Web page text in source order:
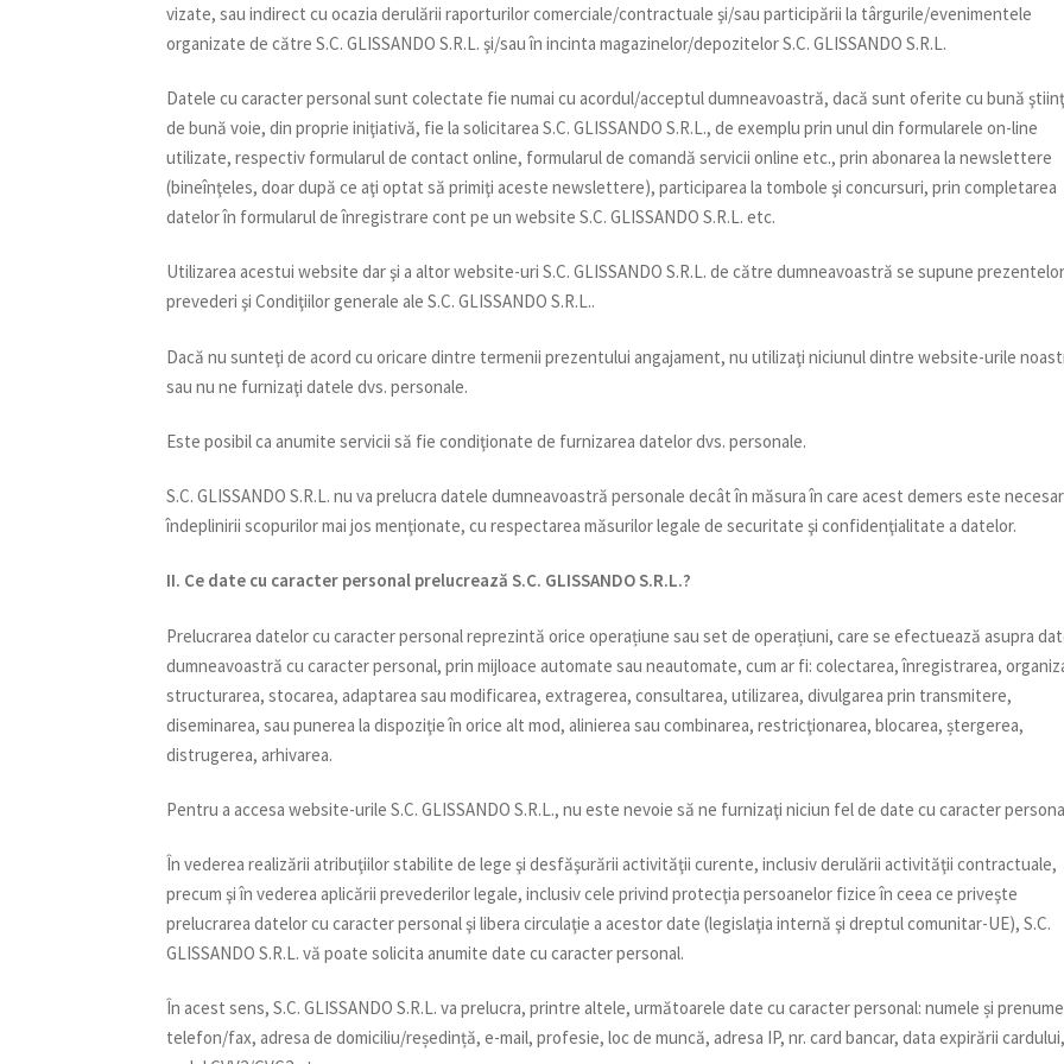
vizate, sau indirect cu ocazia derulării raporturilor comerciale/contractuale şi/sau participării la târgurile/evenimentele
organizate de către S.C. GLISSANDO S.R.L. şi/sau în incinta magazinelor/depozitelor S.C. GLISSANDO S.R.L.
Datele cu caracter personal sunt colectate fie numai cu acordul/acceptul dumneavoastră, dacă sunt oferite cu bună
de bună voie, din proprie iniţiativă, fie la solicitarea S.C. GLISSANDO S.R.L., de exemplu prin unul din formularele on-line
utilizate, respectiv formularul de contact online, formularul de comandă servicii online etc., prin abonarea la newslettere
(bineînţeles, doar după ce aţi optat să primiţi aceste newslettere), participarea la tombole şi concursuri, prin completarea
datelor în formularul de înregistrare cont pe un website S.C. GLISSANDO S.R.L. etc.
Utilizarea acestui website dar şi a altor website-uri S.C. GLISSANDO S.R.L. de către dumneavoastră se supune prezentelor
prevederi şi Condiţiilor generale ale S.C. GLISSANDO S.R.L..
Dacă nu sunteţi de acord cu oricare dintre termenii prezentului angajament, nu utilizaţi niciunul dintre website-urile
sau nu ne furnizaţi datele dvs. personale.
Este posibil ca anumite servicii să fie condiţionate de furnizarea datelor dvs. personale.
S.C. GLISSANDO S.R.L. nu va prelucra datele dumneavoastră personale decât în măsura în care acest demers este necesar
îndeplinirii scopurilor mai jos menţionate, cu respectarea măsurilor legale de securitate şi confidenţialitate a datelor.
II. Ce date cu caracter personal prelucrează S.C. GLISSANDO S.R.L.?
Prelucrarea datelor cu caracter personal reprezintă orice operațiune sau set de operațiuni, care se efectuează asupra
dumneavoastră cu caracter personal, prin mijloace automate sau neautomate, cum ar fi: colectarea, înregistrarea,
structurarea, stocarea, adaptarea sau modificarea, extragerea, consultarea, utilizarea, divulgarea prin transmitere,
diseminarea, sau punerea la dispoziţie în orice alt mod, alinierea sau combinarea, restricţionarea, blocarea, ștergerea,
distrugerea, arhivarea.
Pentru a accesa website-urile S.C. GLISSANDO S.R.L., nu este nevoie să ne furnizaţi niciun fel de date cu caracter
În vederea realizării atribuţiilor stabilite de lege şi desfăşurării activităţii curente, inclusiv derulării activităţii contractuale,
precum şi în vederea aplicării prevederilor legale, inclusiv cele privind protecţia persoanelor fizice în ceea ce priveşte
prelucrarea datelor cu caracter personal şi libera circulaţie a acestor date (legislaţia internă şi dreptul comunitar-UE), S.C.
GLISSANDO S.R.L. vă poate solicita anumite date cu caracter personal.
În acest sens, S.C. GLISSANDO S.R.L. va prelucra, printre altele, următoarele date cu caracter personal: numele și
telefon/fax, adresa de domiciliu/reședință, e-mail, profesie, loc de muncă, adresa IP, nr. card bancar, data expirării cardului,